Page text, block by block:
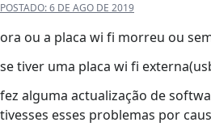
POSTADO:6 DE AGO DE 2019
ora ou a placa wi fi morreu ou
se tiver uma placa wi fi
fez alguma actualização de
tivesses esses problemas por